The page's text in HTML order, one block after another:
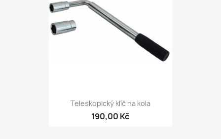
Teleskopický klíč na kola
190,00 Kč